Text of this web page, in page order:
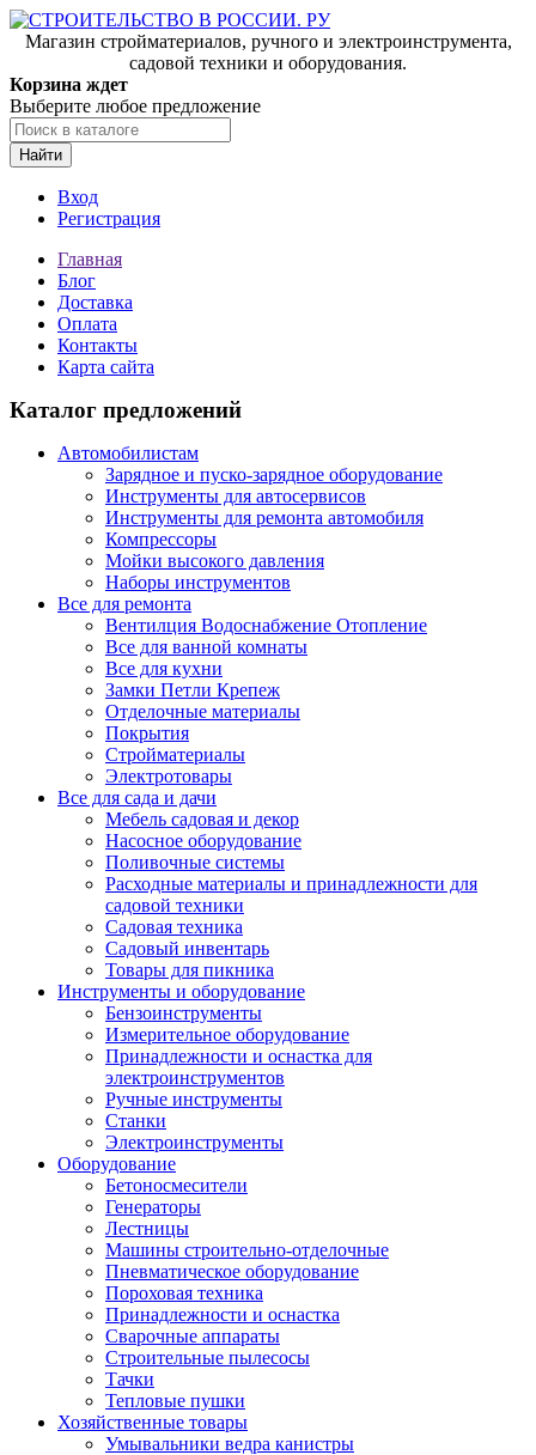
Магазин стройматериалов, ручного и электроинструмента,
садовой техники и оборудования.
Корзина ждет
Выберите любое предложение
Найти
Вход
Регистрация
Главная
Блог
Доставка
Оплата
Контакты
Карта сайта
Каталог предложений
Автомобилистам
Зарядное и пуско-зарядное оборудование
Инструменты для автосервисов
Инструменты для ремонта автомобиля
Компрессоры
Мойки высокого давления
Наборы инструментов
Все для ремонта
Вентилция Водоснабжение Отопление
Все для ванной комнаты
Все для кухни
Замки Петли Крепеж
Отделочные материалы
Покрытия
Стройматериалы
Электротовары
Все для сада и дачи
Мебель садовая и декор
Насосное оборудование
Поливочные системы
Расходные материалы и принадлежности для
садовой техники
Садовая техника
Садовый инвентарь
Товары для пикника
Инструменты и оборудование
Бензоинструменты
Измерительное оборудование
Принадлежности и оснастка для
электроинструментов
Ручные инструменты
Станки
Электроинструменты
Оборудование
Бетоносмесители
Генераторы
Лестницы
Машины строительно-отделочные
Пневматическое оборудование
Пороховая техника
Принадлежности и оснастка
Сварочные аппараты
Строительные пылесосы
Тачки
Тепловые пушки
Хозяйственные товары
Умывальники ведра канистры